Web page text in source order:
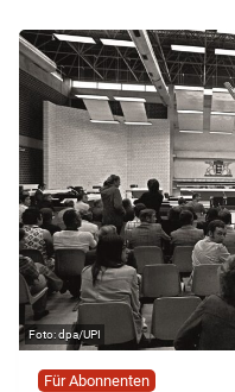
dpa/UPI
Für Abonnenten